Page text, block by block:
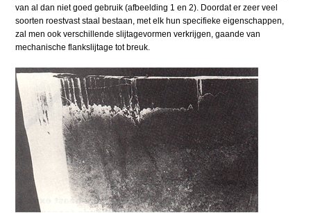
van al dan niet goed gebruik (afbeelding 1 en 2). Doordat er zeer veel
soorten roestvast staal bestaan, met elk hun specifieke eigenschappen,
zal men ook verschillende slijtagevormen verkrijgen, gaande van
mechanische flankslijtage tot breuk.